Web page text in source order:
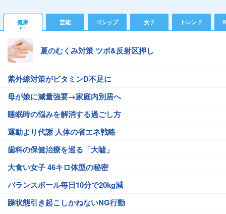
健康 芸能 ゴシップ 女子 トレンド
夏のむくみ対策 ツボ&反射区押し
紫外線対策がビタミンD不足に
母が娘に減量強要→家庭内別居へ
睡眠時の悩みを解消する過ごし方
運動より代謝 人体の省エネ戦略
歯科の保健治療を巡る「大嘘」
大食い女子 46キロ体型の秘密
バランスボール毎日10分で20kg減
躁状態引き起こしかねないNG行動